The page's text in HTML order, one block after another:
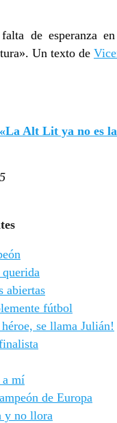
de esperanza
Un texto de
Alt Lit ya no es
abiertas
fútbol
héroe, se llama Julián!
a mí
de Europa
y no llora